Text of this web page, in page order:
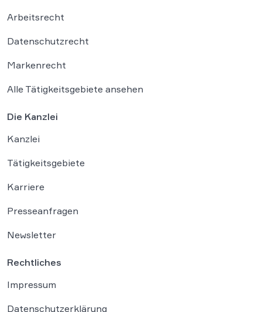
Arbeitsrecht
Datenschutzrecht
Markenrecht
Alle Tätigkeitsgebiete ansehen
Die Kanzlei
Kanzlei
Tätigkeitsgebiete
Karriere
Presseanfragen
Newsletter
Rechtliches
Impressum
Datenschutzerklärung